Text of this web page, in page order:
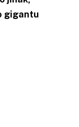
gigantu